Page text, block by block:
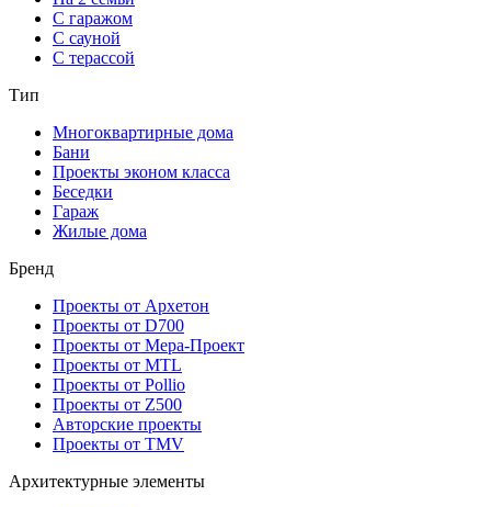
С гаражом
С сауной
С терассой
Тип
Многоквартирные дома
Бани
Проекты эконом класса
Беседки
Гараж
Жилые дома
Бренд
Проекты от Архетон
Проекты от D700
Проекты от Мера-Проект
Проекты от MTL
Проекты от Pollio
Проекты от Z500
Авторские проекты
Проекты от TMV
Архитектурные элементы